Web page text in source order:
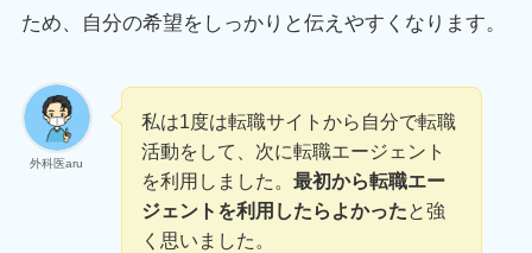
ため、自分の希望をしっかりと伝えやすくなります。
外科医aru
私は1度は転職サイトから自分で転職
活動をして、次に転職エージェント
を利用しました。最初から転職エー
ジェントを利用したらよかったと強
く思いました。